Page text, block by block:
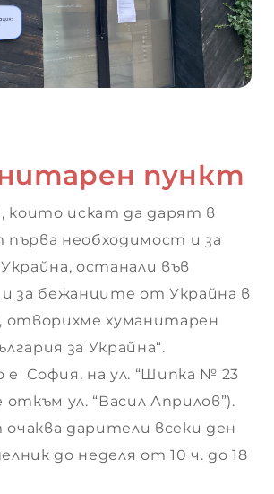
пункт
които искат да дарят в
необходимост и за
останали във
за бежанците от Украйна в
отворихме хуманитарен
за Украйна“.
София, на ул. “Шипка № 23
откъм ул. “Васил Априлов”).
дарители всеки ден
до неделя от 10 ч. до 18